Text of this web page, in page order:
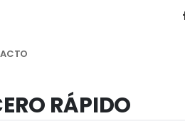
RÁPIDO